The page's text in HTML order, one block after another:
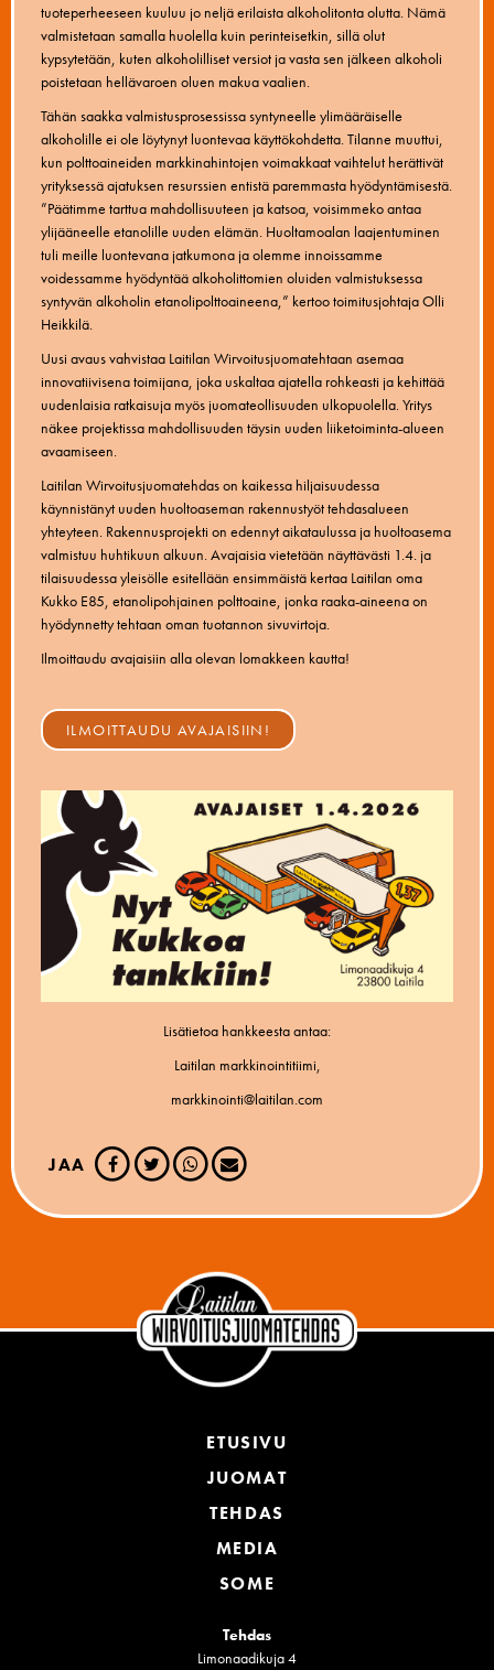
tuoteperheeseen kuuluu jo neljä erilaista alkoholitonta olutta. Nämä
valmistetaan samalla huolella kuin perinteisetkin, sillä olut
kypsytetään, kuten alkoholilliset versiot ja vasta sen jälkeen alkoholi
poistetaan hellävaroen oluen makua vaalien.
Tähän saakka valmistusprosessissa syntyneelle ylimääräiselle
alkoholille ei ole löytynyt luontevaa käyttökohdetta. Tilanne muuttui,
kun polttoaineiden markkinahintojen voimakkaat vaihtelut herättivät
yrityksessä ajatuksen resurssien entistä paremmasta hyödyntämisestä.
”Päätimme tarttua mahdollisuuteen ja katsoa, voisimmeko antaa
ylijääneelle etanolille uuden elämän. Huoltamoalan laajentuminen
tuli meille luontevana jatkumona ja olemme innoissamme
voidessamme hyödyntää alkoholittomien oluiden valmistuksessa
syntyvän alkoholin etanolipolttoaineena,” kertoo toimitusjohtaja Olli
Heikkilä.
Uusi avaus vahvistaa Laitilan Wirvoitusjuomatehtaan asemaa
innovatiivisena toimijana, joka uskaltaa ajatella rohkeasti ja kehittää
uudenlaisia ratkaisuja myös juomateollisuuden ulkopuolella. Yritys
näkee projektissa mahdollisuuden täysin uuden liiketoiminta-alueen
avaamiseen.
Laitilan Wirvoitusjuomatehdas on kaikessa hiljaisuudessa
käynnistänyt uuden huoltoaseman rakennustyöt tehdasalueen
yhteyteen. Rakennusprojekti on edennyt aikataulussa ja huoltoasema
valmistuu huhtikuun alkuun. Avajaisia vietetään näyttävästi 1.4. ja
tilaisuudessa yleisölle esitellään ensimmäistä kertaa Laitilan oma
Kukko E85, etanolipohjainen polttoaine, jonka raaka-aineena on
hyödynnetty tehtaan oman tuotannon sivuvirtoja.
Ilmoittaudu avajaisiin alla olevan lomakkeen kautta!
ILMOITTAUDU AVAJAISIIN!
Lisätietoa hankkeesta antaa:
Laitilan markkinointitiimi,
markkinointi@laitilan.com
JAA
ETUSIVU
JUOMAT
TEHDAS
MEDIA
SOME
Tehdas
Limonaadikuja 4